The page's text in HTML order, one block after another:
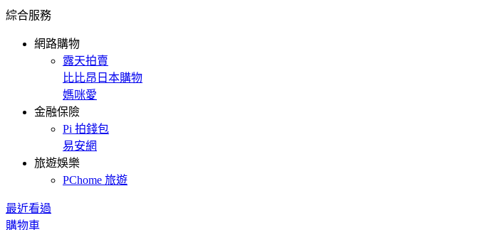
綜合服務
網路購物
露天拍賣
比比昂日本購物
媽咪愛
金融保險
Pi 拍錢包
易安網
旅遊娛樂
PChome 旅遊
最近看過
購物車